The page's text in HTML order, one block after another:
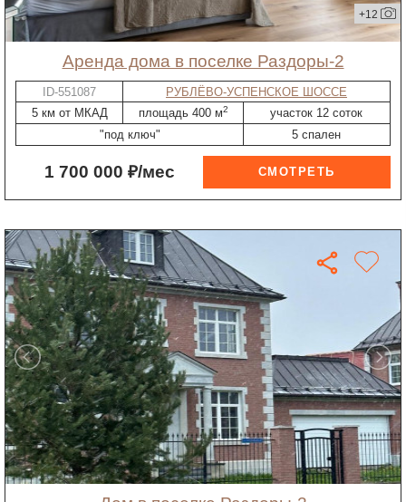
+12
Аренда дома в поселке Раздоры-2
ID-551087
РУБЛЁВО-УСПЕНСКОЕ ШОССЕ
5 км от МКАД
площадь 400 м2
участок 12 соток
"под ключ"
5 спален
1 700 000 ₽/мес